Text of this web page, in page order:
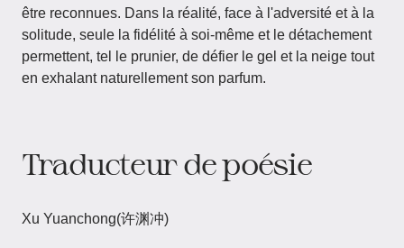
être reconnues. Dans la réalité, face à l'adversité et à la
solitude, seule la fidélité à soi-même et le détachement
permettent, tel le prunier, de défier le gel et la neige tout
en exhalant naturellement son parfum.
Traducteur de poésie
Xu Yuanchong(许渊冲)